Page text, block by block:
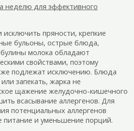
неделю для эффективного
пряности, крепкие
бульоны, острые блюда,
молока обладают
свойствами, поэтому
подлежат исключению. Блюда
запекать, жарка не
щажение желудочно-кишечного
всасывание аллергенов. Для
потенциальных аллергенов
питание и уменьшение порций.